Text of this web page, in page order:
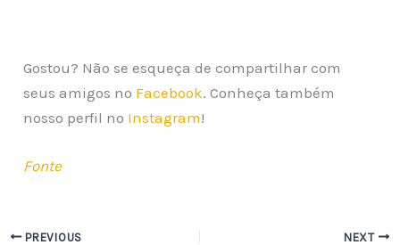
Gostou? Não se esqueça de compartilhar com
seus amigos no Facebook. Conheça também
nosso perfil no Instagram!
Fonte
PREVIOUS NEXT